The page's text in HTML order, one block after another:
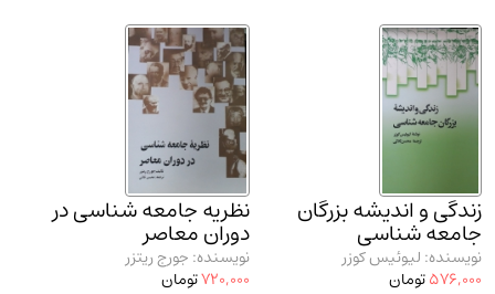
زندگی و اندیشه بزرگان
جامعه شناسی
نویسنده: لیوئیس کوزر
576,000تومان
نظریه جامعه شناسی در
دوران معاصر
نویسنده: جورج ریتزر
720,000تومان